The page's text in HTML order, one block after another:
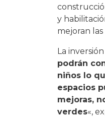
y
mejoran
La
podrán
niños lo
espacios
mejoras,
verdes«,